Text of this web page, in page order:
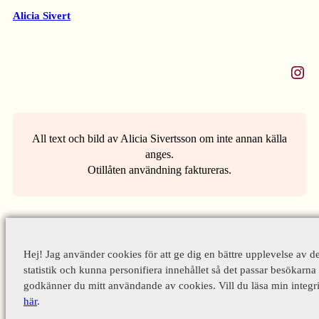
Alicia Sivert
Instagram
All text och bild av Alicia Sivertsson om inte annan källa
anges.
Otillåten användning faktureras.
Hej! Jag använder cookies för att ge dig en bättre upplevelse av
statistik och kunna personifiera innehållet så det passar
godkänner du mitt användande av cookies. Vill du läsa min
här.